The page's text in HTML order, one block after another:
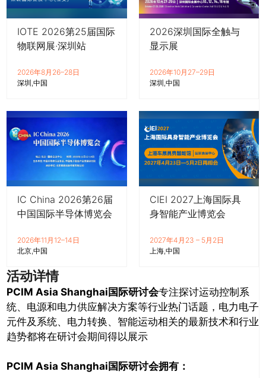
IOTE 2026第25届国际
物联网展·深圳站
2026年8月26–28日
深圳 中国
2026深圳国际全触与
显示展
2026年10月27–29日
深圳 中国
IC China 2026第26届
中国国际半导体博览会
2026年11月12–14日
北京 中国
CIEI 2027上海国际具
身智能产业博览会
2027年4月23 – 5月2日
上海 中国
活动详情
PCIM Asia Shanghai 国际研讨会专注探讨运动控制系
统、电源和电力供应解决方案等行业热门话题，电力电子
元件及系统、电力转换、智能运动相关的最新技术和行业
趋势都将在研讨会期间得以展示
PCIM Asia Shanghai 国际研讨会拥有：